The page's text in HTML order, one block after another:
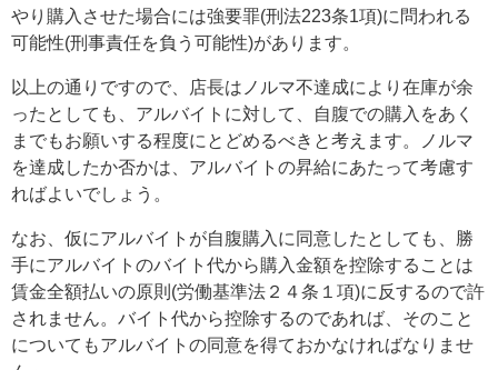
やり購入させた場合には強要罪(刑法223条1項)に問われる
可能性(刑事責任を負う可能性)があります。
以上の通りですので、店長はノルマ不達成により在庫が余
ったとしても、アルバイトに対して、自腹での購入をあく
までもお願いする程度にとどめるべきと考えます。ノルマ
を達成したか否かは、アルバイトの昇給にあたって考慮す
ればよいでしょう。
なお、仮にアルバイトが自腹購入に同意したとしても、勝
手にアルバイトのバイト代から購入金額を控除することは
賃金全額払いの原則(労働基準法２４条１項)に反するので許
されません。バイト代から控除するのであれば、そのこと
についてもアルバイトの同意を得ておかなければなりませ